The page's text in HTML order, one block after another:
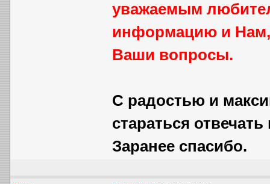
уважаемым
информацию и
Ваши вопросы.
С радостью и
стараться отвечать
Заранее спасибо.